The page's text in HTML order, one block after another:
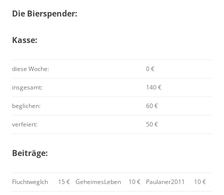
Die Bierspender:
Kasse:
diese Woche: 0 €
insgesamt: 140 €
beglichen: 60 €
verfeiert: 50 €
Beiträge:
FluchtwegIch 15 € GeheimesLeben 10 € Paulaner2011 10 €